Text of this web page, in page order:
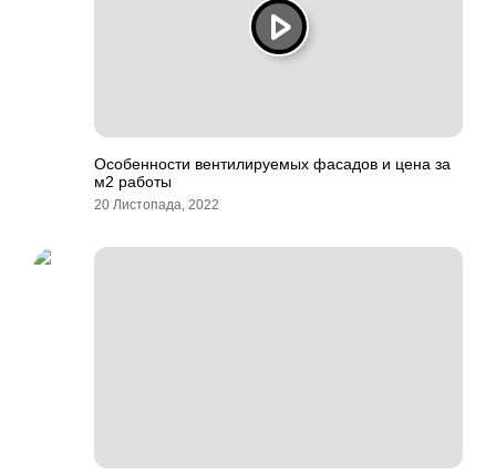
Особенности вентилируемых фасадов и цена за
м2 работы
20 Листопада, 2022